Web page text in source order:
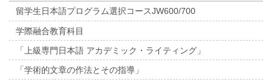
留学生日本語プログラム選択コースJW600/700
学際融合教育科目
「上級専門日本語 アカデミック・ライティング」
「学術的文章の作法とその指導」